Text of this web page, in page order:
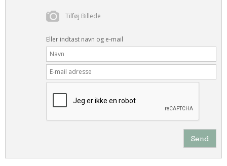
Tilføj Billede
Eller indtast navn og e-mail
Send